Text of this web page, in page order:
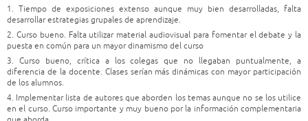
1. Tiempo de exposiciones extenso aunque muy bien desarrolladas, falta
desarrollar estrategias grupales de aprendizaje.
2. Curso bueno. Falta utilizar material audiovisual para fomentar el debate y la
puesta en común para un mayor dinamismo del curso
3. Curso bueno, crítica a los colegas que no llegaban puntualmente, a
diferencia de la docente. Clases serían más dinámicas con mayor participación
de los alumnos.
4. Implementar lista de autores que aborden los temas aunque no se los utilice
en el curso. Curso importante y muy bueno por la información complementaria